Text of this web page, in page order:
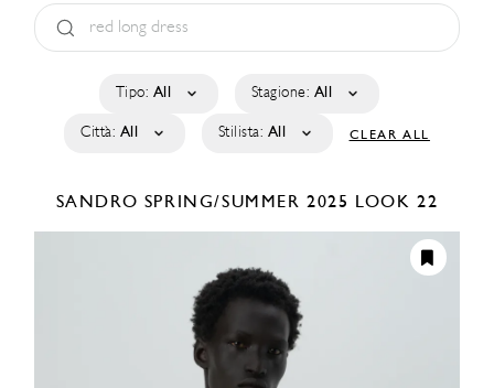
Tipo: All Stagione: All
Città: All Stilista: All CLEAR ALL
SANDRO SPRING/SUMMER 2025 LOOK 22